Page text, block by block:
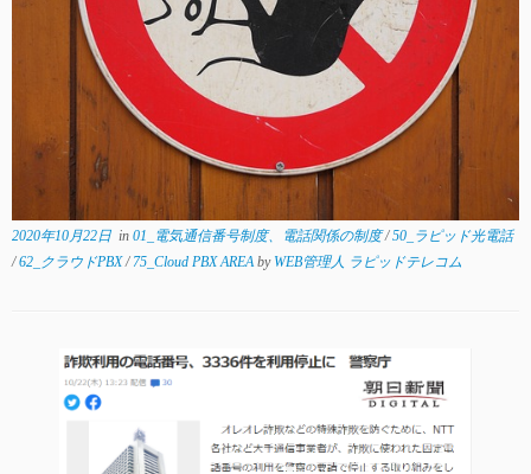
2020年10月22日 in 01_電気通信番号制度、電話関係の制度/50_ラピッド光電話
/62_クラウドPBX/ 75_Cloud PBX AREAby WEB管理人 ラピッドテレコム